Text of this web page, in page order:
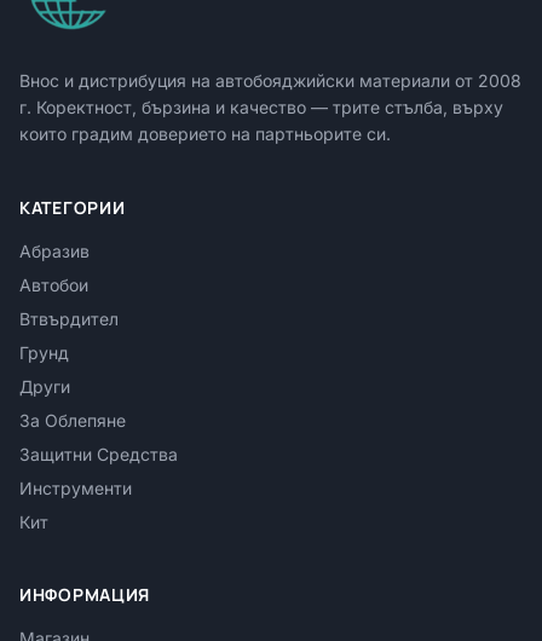
Внос и дистрибуция на автобояджийски материали от 2008
г. Коректност, бързина и качество — трите стълба, върху
които градим доверието на партньорите си.
КАТЕГОРИИ
Абразив
Автобои
Втвърдител
Грунд
Други
За Облепяне
Защитни Средства
Инструменти
Кит
ИНФОРМАЦИЯ